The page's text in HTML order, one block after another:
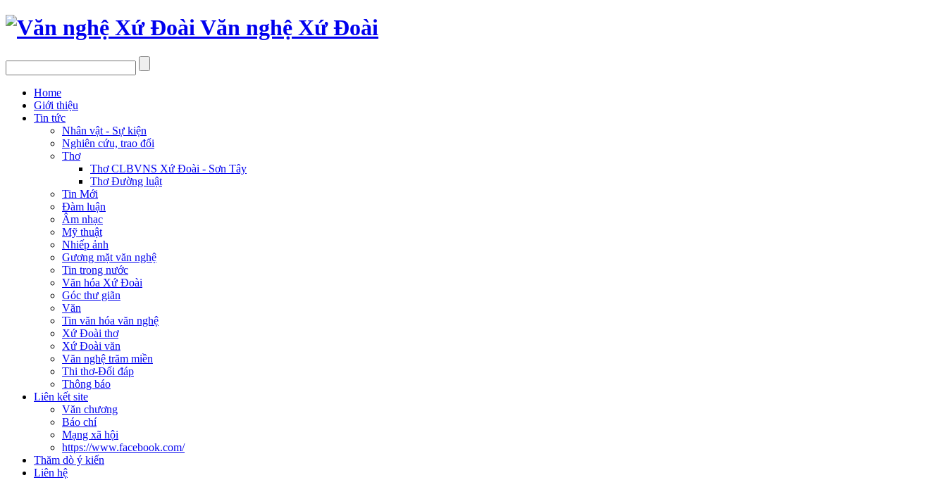
Văn nghệ Xứ Đoài
Home
Giới thiệu
Tin tức
Nhân vật - Sự kiện
Nghiên cứu, trao đổi
Thơ
Thơ CLBVNS Xứ Đoài - Sơn Tây
Thơ Đường luật
Tin Mới
Đàm luận
Âm nhạc
Mỹ thuật
Nhiếp ảnh
Gương mặt văn nghệ
Tin trong nước
Văn hóa Xứ Đoài
Góc thư giãn
Văn
Tin văn hóa văn nghệ
Xứ Đoài thơ
Xứ Đoài văn
Văn nghệ trăm miền
Thi thơ-Đối đáp
Thông báo
Liên kết site
Văn chương
Báo chí
Mạng xã hội
https://www.facebook.com/
Thăm dò ý kiến
Liên hệ